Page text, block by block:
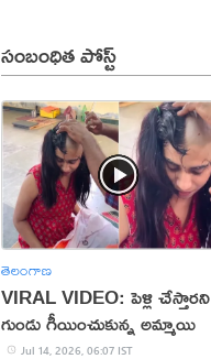
సంబంధిత పోస్ట్
తెలంగాణ
VIRAL VIDEO: పెళ్లి చేస్తారని
గుండు గీయించుకున్న అమ్మాయి
Jul 14, 2026, 06:07 IST